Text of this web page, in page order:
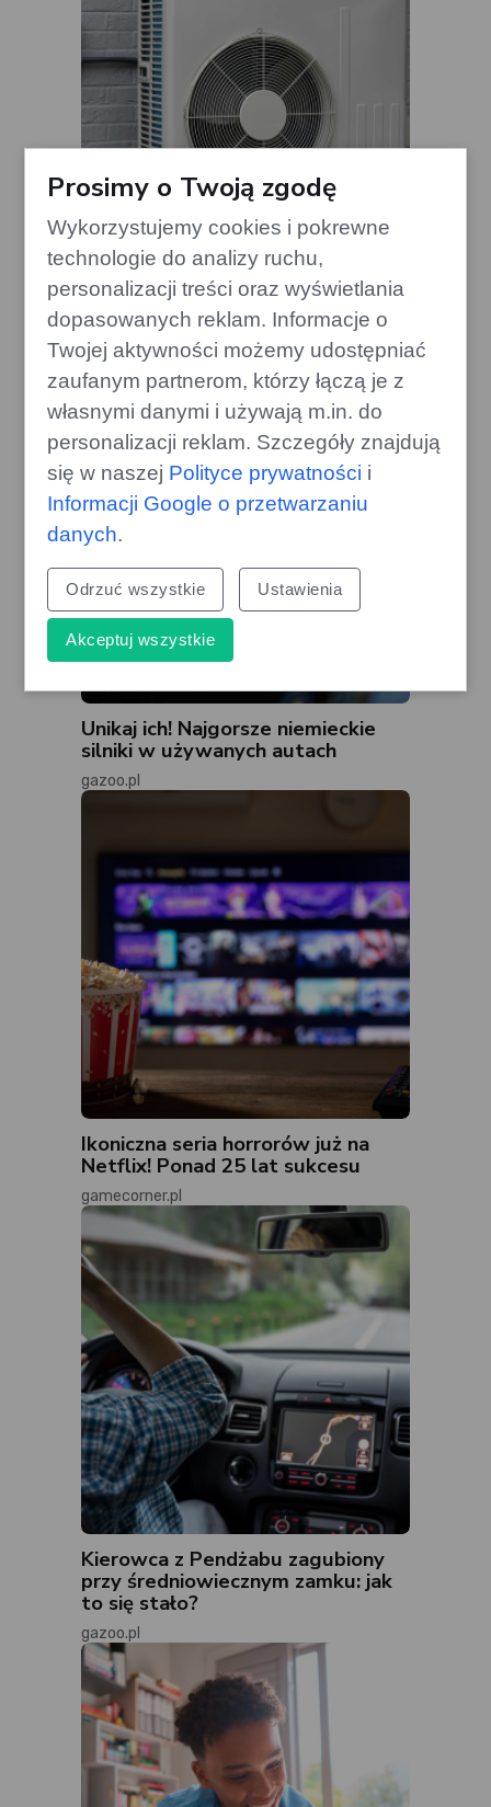
Pompa ciepła: Koszty serwisowe
przez 15 lat po instalacji
edithome.pl
Unikaj ich! Najgorsze niemieckie
silniki w używanych autach
gazoo.pl
Ikoniczna seria horrorów już na
Netflix! Ponad 25 lat sukcesu
gamecorner.pl
Kierowca z Pendżabu zagubiony
przy średniowiecznym zamku: jak
to się stało?
gazoo.pl
Prosimy o Twoją zgodę
Wykorzystujemy cookies i pokrewne
technologie do analizy ruchu,
personalizacji treści oraz wyświetlania
dopasowanych reklam. Informacje o
Twojej aktywności możemy udostępniać
zaufanym partnerom, którzy łączą je z
własnymi danymi i używają m.in. do
personalizacji reklam. Szczegóły znajdują
się w naszej Polityce prywatności i
Informacji Google o przetwarzaniu
danych.
Odrzuć wszystkie Ustawienia
Akceptuj wszystkie